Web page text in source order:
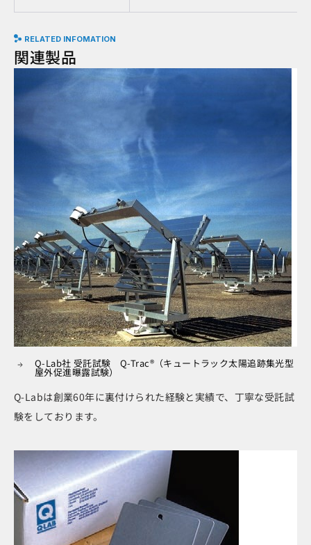
RELATED INFOMATION
関連製品
Q-Lab社 受託試験 Q-Trac®（キュートラック太陽追跡集光型
屋外促進曝露試験）
Q-Labは創業60年に裏付けられた経験と実績で、丁寧な受託試
験をしております。